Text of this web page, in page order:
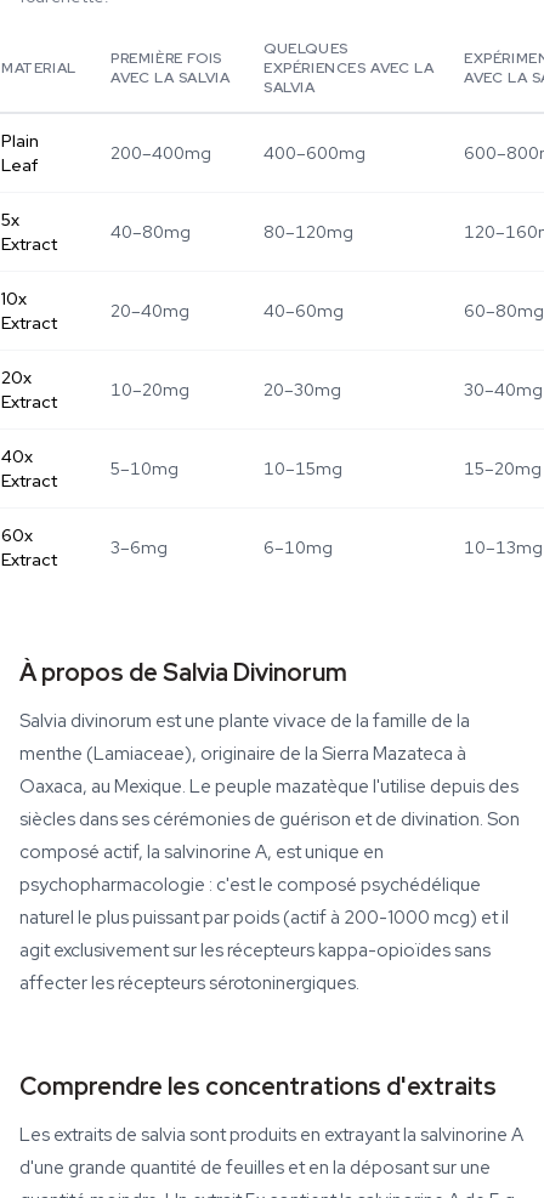
MATERIAL
PREMIÈRE FOIS
AVEC LA SALVIA
QUELQUES
EXPÉRIENCES AVEC LA
SALVIA
AVEC LA
Plain
Leaf
200–400mg 400–600mg
5x
Extract
40–80mg 80–120mg
10x
Extract
20–40mg 40–60mg 60–80mg
20x
Extract
10–20mg 20–30mg 30–40mg
40x
Extract
5–10mg 10–15mg 15–20mg
60x
Extract
3–6mg 6–10mg 10–13mg
À propos de Salvia Divinorum
Salvia divinorum est une plante vivace de la famille de la
menthe (Lamiaceae), originaire de la Sierra Mazateca à
Oaxaca, au Mexique. Le peuple mazatèque l'utilise depuis des
siècles dans ses cérémonies de guérison et de divination. Son
composé actif, la salvinorine A, est unique en
psychopharmacologie : c'est le composé psychédélique
naturel le plus puissant par poids (actif à 200-1000 mcg) et il
agit exclusivement sur les récepteurs kappa-opioïdes sans
affecter les récepteurs sérotoninergiques.
Comprendre les concentrations d'extraits
Les extraits de salvia sont produits en extrayant la salvinorine A
d'une grande quantité de feuilles et en la déposant sur une